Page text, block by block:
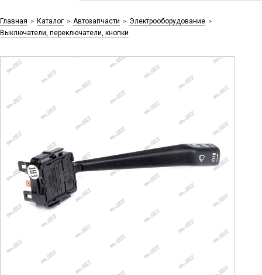
Главная > Каталог > Автозапчасти > Электрооборудование >
Выключатели, переключатели, кнопки